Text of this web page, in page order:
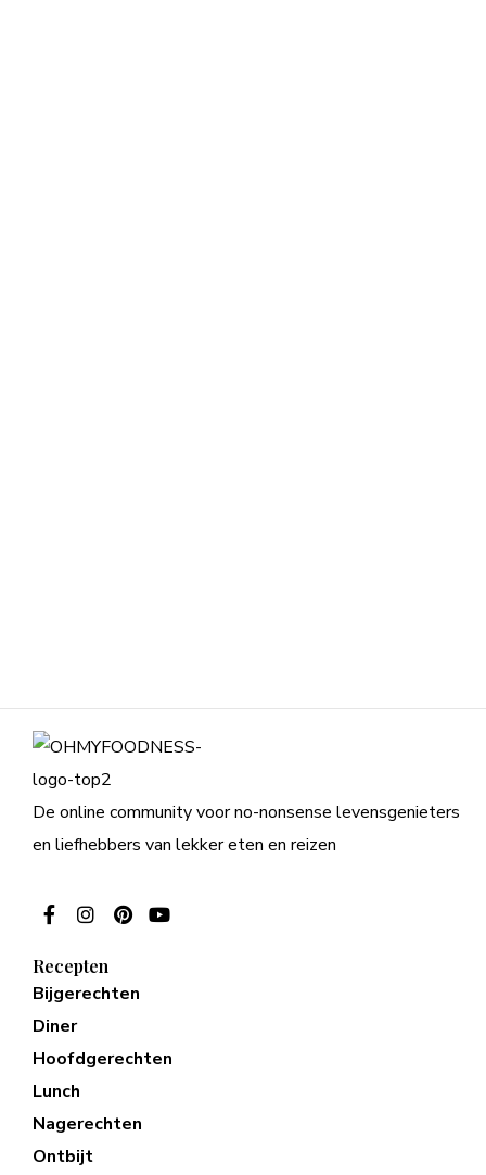
De online community voor no-nonsense levensgenieters
en liefhebbers van lekker eten en reizen
Recepten
Bijgerechten
Diner
Hoofdgerechten
Lunch
Nagerechten
Ontbijt